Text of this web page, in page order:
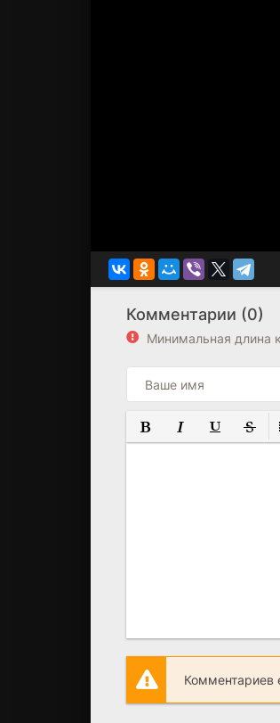
Комментарии (0)
Минимальная длина
ПОЛУЖИРНЫЙ
КУРСИВ
Комментариев